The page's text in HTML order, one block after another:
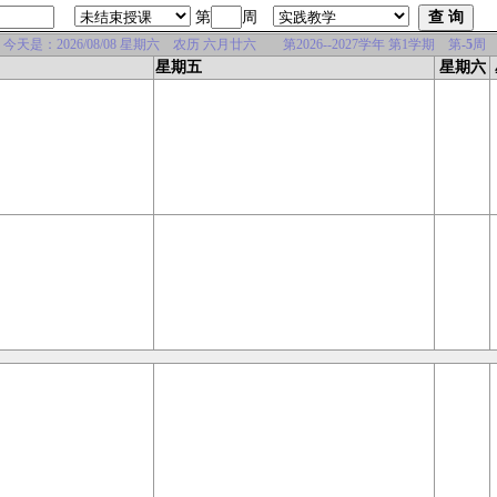
第 周
是：2026/08/08 星期六 农历 六月廿六 第2026--2027学年 第1学期 第-5周
星期五 星期六